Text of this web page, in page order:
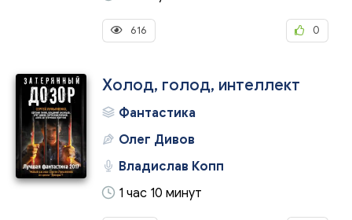
616 0
Холод, голод, интеллект
Фантастика
Олег Дивов
Владислав Копп
1 час 10 минут